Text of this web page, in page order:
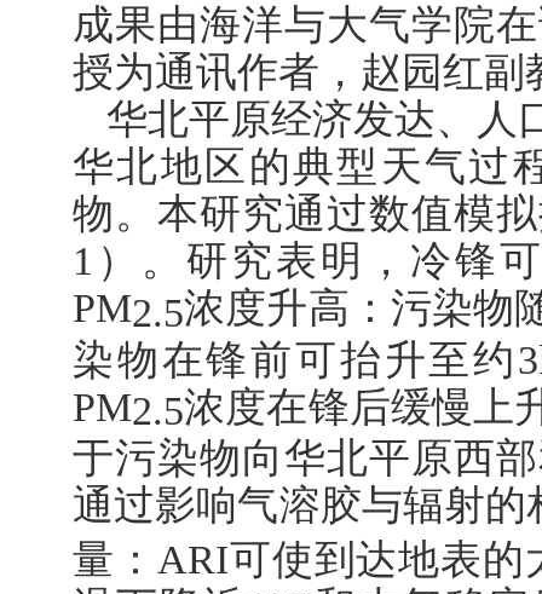
成果由海洋与大气学院
授为通讯作者，赵园红
华北平原经济发达、人
华北地区的典型天气过
物。本研究通过数值模
1 ）。研究表明，冷锋
PM2.5浓度升高：污染物
染物在锋前可抬升至约
PM2.5浓度在锋后缓慢上
于污染物向华北平原西
通过影响气溶胶与辐射的
量： ARI可使到达地表的